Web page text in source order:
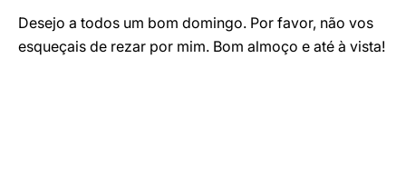
Desejo a todos um bom domingo. Por favor, não vos
esqueçais de rezar por mim. Bom almoço e até à vista!